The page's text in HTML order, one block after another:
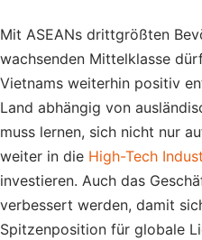
Mit ASEANs drittgrößten
wachsenden Mittelklasse
Vietnams weiterhin positiv
Land abhängig von
muss lernen, sich nicht nur
weiter in die High-Tech
investieren. Auch das
verbessert werden, damit
Spitzenposition für globale